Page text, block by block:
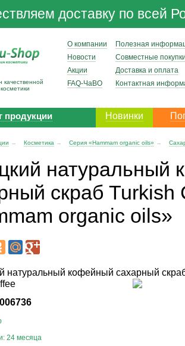
доставку по всей
качественной
О компании
Новости
Акции
FAQ-ЧаВО
Полезная
Совместные
Доставка и оплата
Контактная
продукции Новинки
→ Косметика → Серия «Hammam organic oils» →
натуральный
скраб Turkish
organic oils»
24 месяца